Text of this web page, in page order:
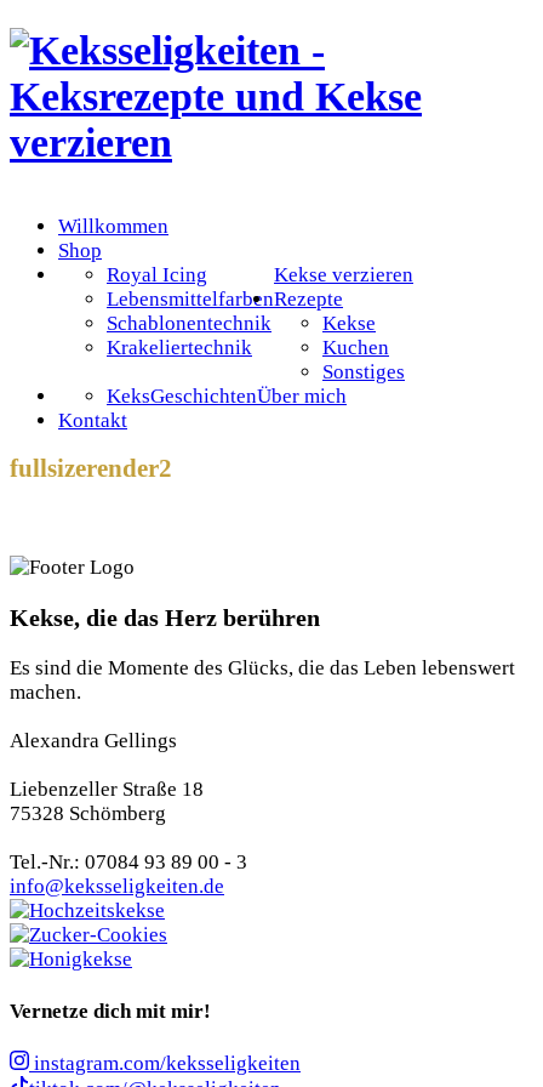
Willkommen
Shop
Kekse verzieren
Royal Icing
Lebensmittelfarben
Schablonentechnik
Krakeliertechnik
Rezepte
Kekse
Kuchen
Sonstiges
Über mich
KeksGeschichten
Kontakt
fullsizerender2
Kekse, die das Herz berühren
Es sind die Momente des Glücks, die das Leben lebenswert
machen.
Alexandra Gellings
Liebenzeller Straße 18
75328 Schömberg
Tel.-Nr.: 07084 93 89 00 - 3
info@keksseligkeiten.de
Vernetze dich mit mir!
instagram.com/keksseligkeiten